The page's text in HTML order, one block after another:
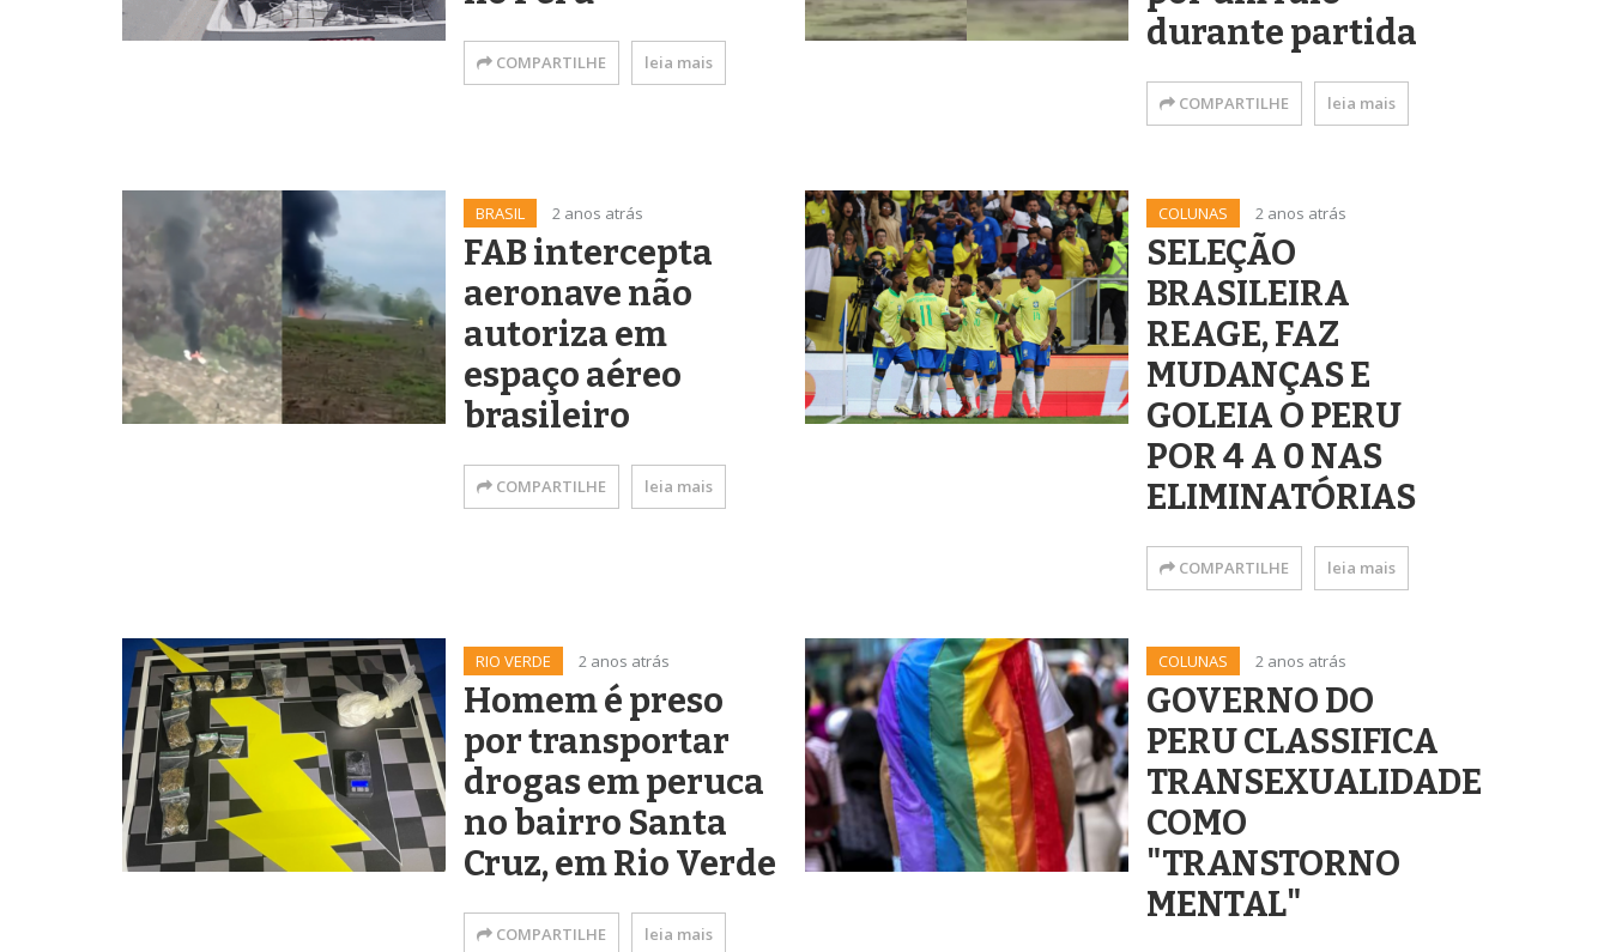
COMPARTILHE leia mais
durante partida
COMPARTILHE leia mais
BRASIL 2 anos atrás
FAB intercepta
aeronave não
autoriza em
espaço aéreo
brasileiro
COMPARTILHE leia mais
COLUNAS 2 anos atrás
SELEÇÃO
BRASILEIRA
REAGE, FAZ
MUDANÇAS E
GOLEIA O PERU
POR 4 A 0 NAS
ELIMINATÓRIAS
COMPARTILHE leia mais
RIO VERDE 2 anos atrás
Homem é preso
por transportar
drogas em peruca
no bairro Santa
Cruz, em Rio Verde
COMPARTILHE leia mais
COLUNAS 2 anos atrás
GOVERNO DO
PERU CLASSIFICA
TRANSEXUALIDADE
COMO
"TRANSTORNO
MENTAL"